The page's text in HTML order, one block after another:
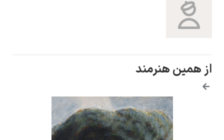
از همین هنرمند